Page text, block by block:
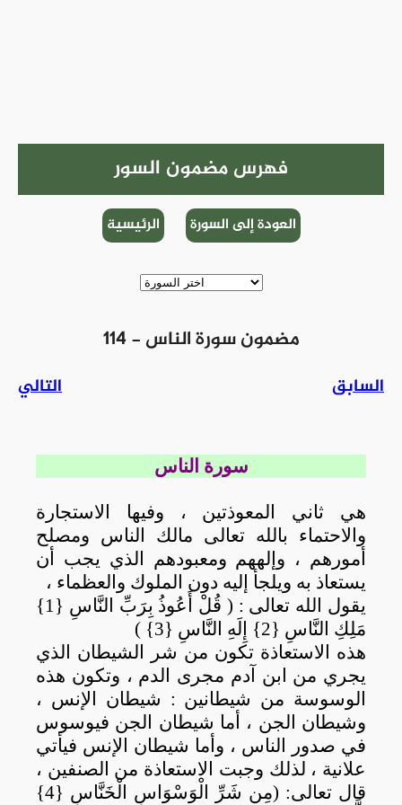
فهرس مضمون السور
الرئيسية العودة إلى السورة
114 - مضمون سورة الناس
التالي السابق
سورة الناس
هي
ثاني المعوذتين ، وفيها الاستجارة
والاحتماء بالله تعالى مالك الناس ومصلح
أمورهم ، وإلههم ومعبودهم الذي يجب أن
يستعاذ به ويلجأ إليه دون الملوك والعظماء ،
يقول الله تعالى : (
قُلْ أَعُوذُ بِرَبِّ النَّاسِ {1}
مَلِكِ النَّاسِ {2} إِلَهِ النَّاسِ {3} )
هذه الاستعاذة تكون من شر الشيطان الذي
يجري من ابن آدم مجرى الدم ، وتكون هذه
الوسوسة من شيطانين : شيطان الإنس ،
وشيطان الجن ،
أما شيطان الجن فيوسوس
في صدور الناس ، وأما شيطان الإنس فيأتي
علانية ، لذلك وجبت الاستعاذة من الصنفين ،
قال تعالى: (
مِن شَرِّ الْوَسْوَاسِ الْخَنَّاسِ {4}